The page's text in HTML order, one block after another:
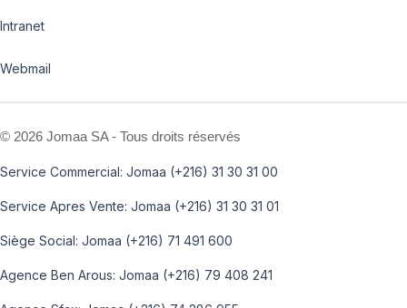
Intranet
Webmail
© 2026 Jomaa SA - Tous droits réservés
Service Commercial: Jomaa (+216) 31 30 31 00
Service Apres Vente: Jomaa (+216) 31 30 31 01
Siège Social: Jomaa (+216) 71 491 600
Agence Ben Arous: Jomaa (+216) 79 408 241